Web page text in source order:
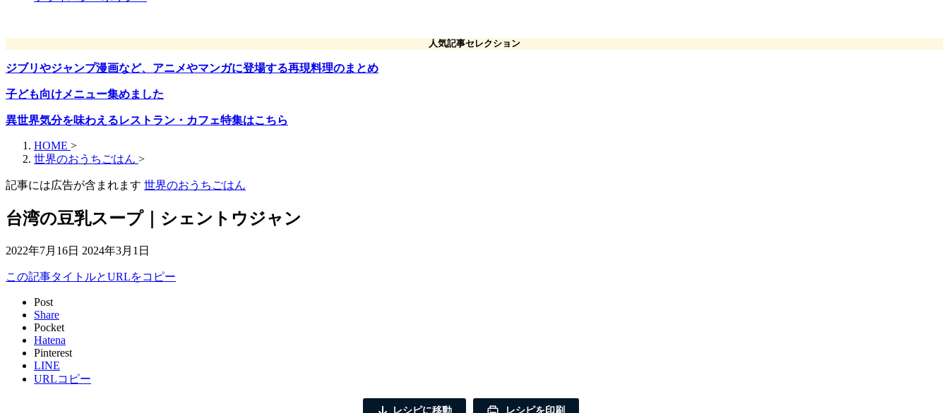
人気記事セレクション
ジブリやジャンプ漫画など、アニメやマンガに登場する再現料理のまとめ
子ども向けメニュー集めました
異世界気分を味わえるレストラン・カフェ特集はこちら
HOME >
世界のおうちごはん >
記事には広告が含まれます 世界のおうちごはん
台湾の豆乳スープ｜シェントウジャン
2022年7月16日 2024年3月1日
この記事タイトルとURLをコピー
Post
Share
Pocket
Hatena
Pinterest
LINE
URLコピー
レシピに移動 レシピを印刷